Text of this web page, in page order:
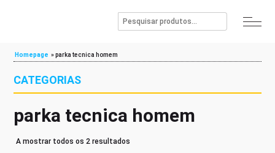
Homepage »parka tecnica homem
CATEGORIAS
parka tecnica homem
A mostrar todos os 2 resultados